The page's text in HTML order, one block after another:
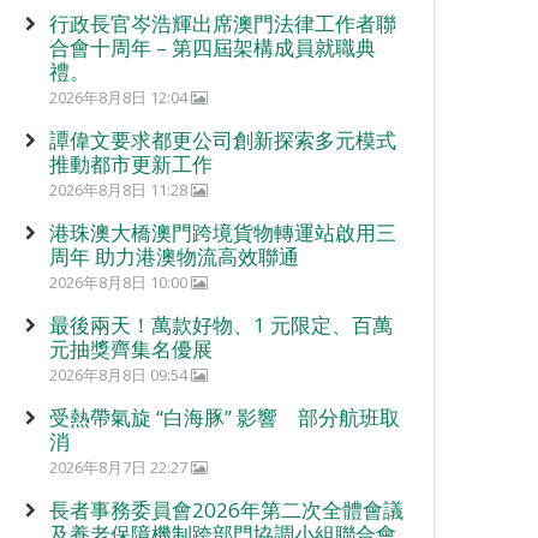
行政長官岑浩輝出席澳門法律工作者聯
合會十周年 – 第四屆架構成員就職典
禮。
2026年8月8日 12:04
譚偉文要求都更公司創新探索多元模式
推動都市更新工作
2026年8月8日 11:28
港珠澳大橋澳門跨境貨物轉運站啟用三
周年 助力港澳物流高效聯通
2026年8月8日 10:00
最後兩天！萬款好物、1 元限定、百萬
元抽獎齊集名優展
2026年8月8日 09:54
受熱帶氣旋 “白海豚” 影響 部分航班取
消
2026年8月7日 22:27
長者事務委員會2026年第二次全體會議